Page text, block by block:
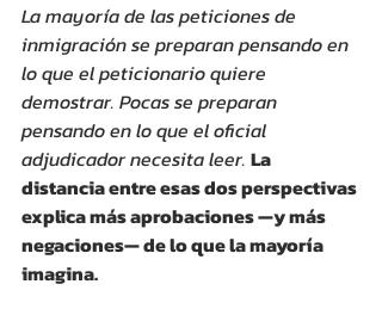
La mayoría de las peticiones de
inmigración se preparan pensando en
lo que el peticionario quiere
demostrar. Pocas se preparan
pensando en lo que el oficial
adjudicador necesita leer. La
distancia entre esas dos perspectivas
explica más aprobaciones —y más
negaciones— de lo que la mayoría
imagina.